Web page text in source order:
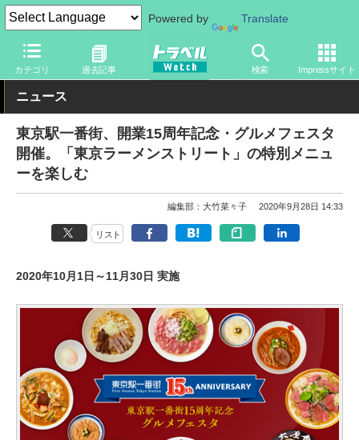
Powered by Translate
カテゴリ 過去記事 検索 Impressサイト
トラベル Watch 地域 国内旅行 東京
ニュース
東京駅一番街、開業15周年記念・グルメフェスタ
開催。「東京ラーメンストリート」の特別メニュ
ーを楽しむ
編集部：大竹菜々子 2020年9月28日 14:33
リスト
2020年10月1日～11月30日 実施